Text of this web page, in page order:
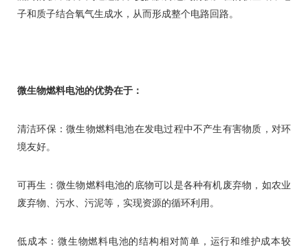
子和质子结合氧气生成水，从而形成整个电路回路。
微生物燃料电池的优势在于：
清洁环保：微生物燃料电池在发电过程中不产生有害物质，对环
境友好。
可再生：微生物燃料电池的底物可以是各种有机废弃物，如农业
废弃物、污水、污泥等，实现资源的循环利用。
低成本：微生物燃料电池的结构相对简单，运行和维护成本较